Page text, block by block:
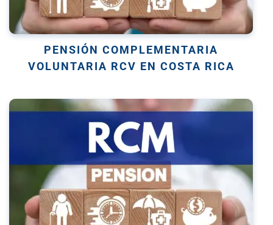
PENSIÓN COMPLEMENTARIA
VOLUNTARIA RCV EN COSTA RICA